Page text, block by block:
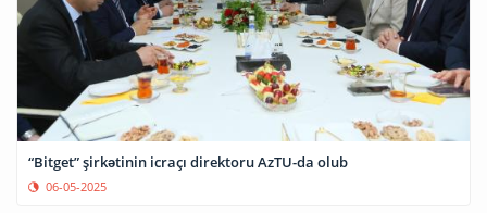
“Bitget” şirkətinin icraçı direktoru AzTU-da olub
06-05-2025